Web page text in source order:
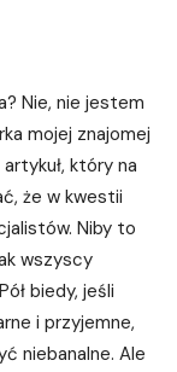
Nie, nie jestem
mojej znajomej
który na
że w kwestii
Niby to
wszyscy
biedy, jeśli
i przyjemne,
niebanalne. Ale